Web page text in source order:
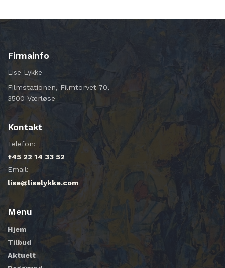
Firmainfo
Lise Lykke
Filmstationen, Filmtorvet 70,
3500 Værløse
Kontakt
Telefon:
+45 22 14 33 52
Email:
lise@liselykke.com
Menu
Hjem
Tilbud
Aktuelt